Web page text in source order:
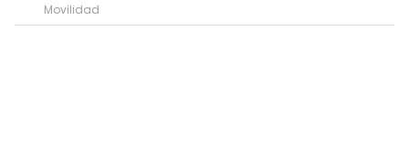
Movilidad